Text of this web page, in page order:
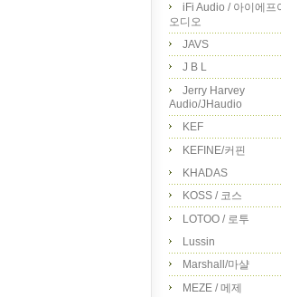
iFi Audio / 아이에프
오디오
JAVS
J B L
Jerry Harvey
Audio/JHaudio
KEF
KEFINE/커핀
KHADAS
KOSS / 코스
LOTOO / 로투
Lussin
Marshall/마샬
MEZE / 메제